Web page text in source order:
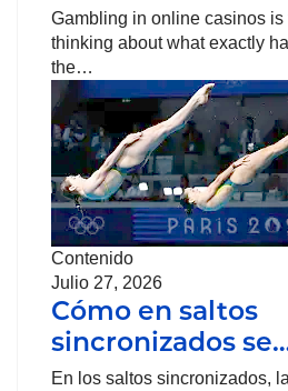
Gambling in online casinos is
thinking about what exactly
the…
Contenido
Julio 27, 2026
Cómo en saltos
sincronizados
En los saltos sincronizados,